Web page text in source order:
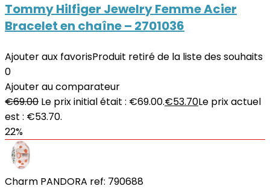
Tommy Hilfiger Jewelry Femme Acier
Bracelet en chaîne – 2701036
Ajouter aux favorisProduit retiré de la liste des souhaits
0
Ajouter au comparateur
€69.00 Le prix initial était : €69.00.€53.70Le prix actuel
est : €53.70.
22%
Charm PANDORA ref: 790688